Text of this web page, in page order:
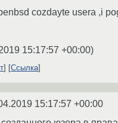
cozdayte usera ,i
15:17:57 +00:00)
Ссылка
15:17:57 +00:00